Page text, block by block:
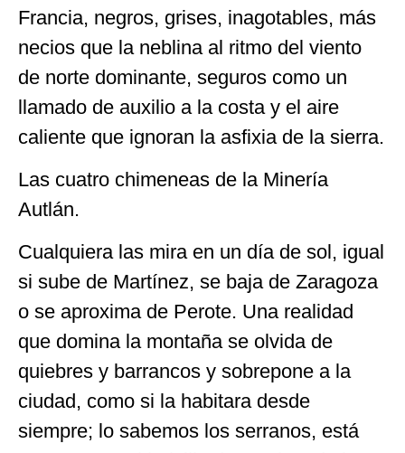
Francia, negros, grises, inagotables, más
necios que la neblina al ritmo del viento
de norte dominante, seguros como un
llamado de auxilio a la costa y el aire
caliente que ignoran la asfixia de la sierra.
Las cuatro chimeneas de la Minería
Autlán.
Cualquiera las mira en un día de sol, igual
si sube de Martínez, se baja de Zaragoza
o se aproxima de Perote. Una realidad
que domina la montaña se olvida de
quiebres y barrancos y sobrepone a la
ciudad, como si la habitara desde
siempre; lo sabemos los serranos, está